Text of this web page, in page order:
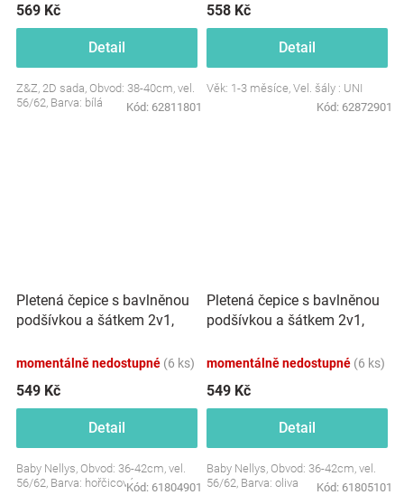
569 Kč
Detail
Z&Z, 2D sada, Obvod: 38-40cm, vel.
56/62, Barva: bílá
Kód: 62811801
558 Kč
Detail
Věk: 1-3 měsíce, Vel. šály : UNI
Kód: 62872901
Pletená čepice s bavlněnou
podšívkou a šátkem 2v1,
hořčicová
momentálně nedostupné (6 ks)
549 Kč
Detail
Baby Nellys, Obvod: 36-42cm, vel.
56/62, Barva: hořčicováKód: 61804901
Pletená čepice s bavlněnou
podšívkou a šátkem 2v1,
momentálně nedostupné (6 ks)
549 Kč
Detail
Baby Nellys, Obvod: 36-42cm, vel.
56/62, Barva: oliva
Kód: 61805101